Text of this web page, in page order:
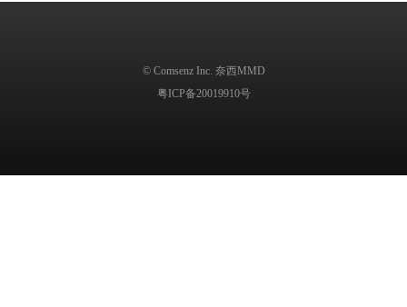
© Comsenz Inc. 奈西MMD
粤ICP备20019910号